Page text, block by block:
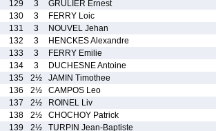
129 3
GRULIER Ernest
130
3
FERRY Loic
131
3
NOUVEL Jehan
132
3
HENCKES Alexandre
133
3
FERRY Emilie
134
3
DUCHESNE Antoine
135
2½
JAMIN Timothee
136
2½
CAMPOS Leo
137
2½
ROINEL Liv
138
2½
CHOCHOY Patrick
139
2½
TURPIN Jean-Baptiste